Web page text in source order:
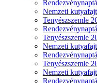
Nemzeti
Tenyészszemle
Tenyészszemle
Nemzeti
Tenyészszemle
Nemzeti